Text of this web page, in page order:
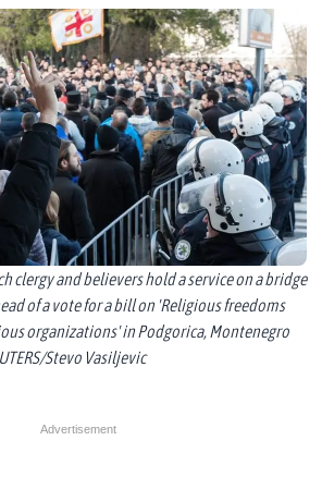
clergy and believers hold a service on a bridge
of a vote for a bill on 'Religious freedoms
organizations' in Podgorica, Montenegro
Stevo Vasiljevic